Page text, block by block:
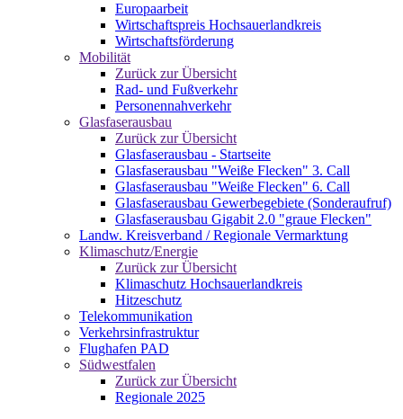
Europaarbeit
Wirtschaftspreis Hochsauerlandkreis
Wirtschaftsförderung
Mobilität
Zurück zur Übersicht
Rad- und Fußverkehr
Personennahverkehr
Glasfaserausbau
Zurück zur Übersicht
Glasfaserausbau - Startseite
Glasfaserausbau "Weiße Flecken" 3. Call
Glasfaserausbau "Weiße Flecken" 6. Call
Glasfaserausbau Gewerbegebiete (Sonderaufruf)
Glasfaserausbau Gigabit 2.0 "graue Flecken"
Landw. Kreisverband / Regionale Vermarktung
Klimaschutz/Energie
Zurück zur Übersicht
Klimaschutz Hochsauerlandkreis
Hitzeschutz
Telekommunikation
Verkehrsinfrastruktur
Flughafen PAD
Südwestfalen
Zurück zur Übersicht
Regionale 2025